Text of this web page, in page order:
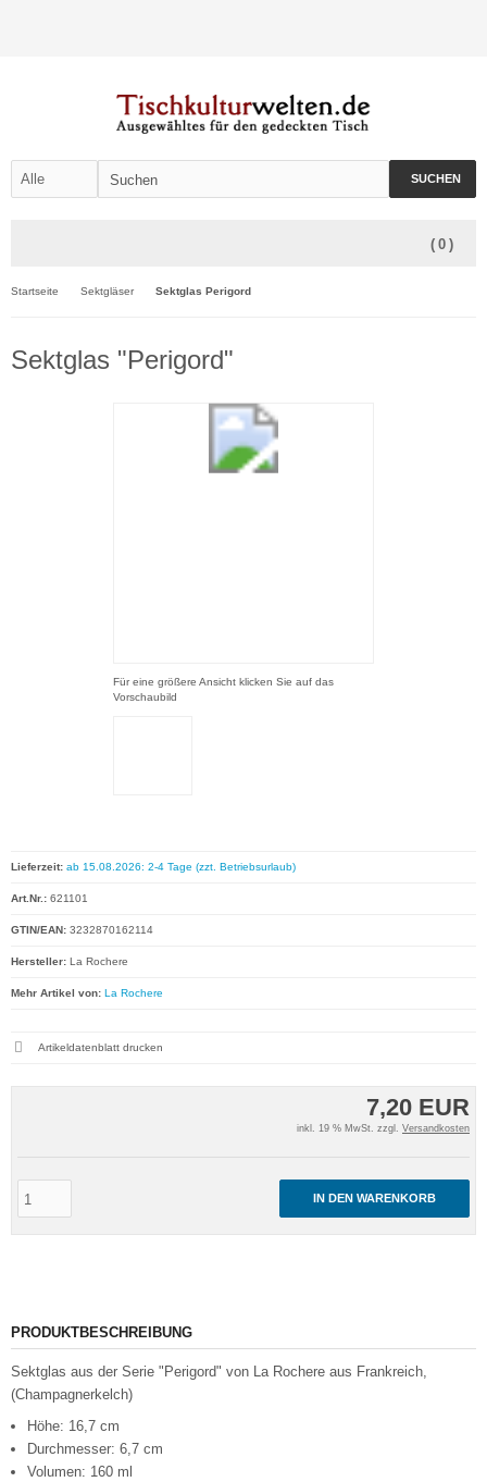
SUCHEN
( 0 )
Startseite Sektgläser Sektglas Perigord
Sektglas "Perigord"
Für eine größere Ansicht klicken Sie auf das
Vorschaubild
7,20 EUR
inkl. 19 % MwSt. zzgl. Versandkosten
IN DEN WARENKORB
Lieferzeit: ab 15.08.2026: 2-4 Tage (zzt. Betriebsurlaub)
Art.Nr.: 621101
GTIN/EAN: 3232870162114
Hersteller: La Rochere
Mehr Artikel von: La Rochere
Artikeldatenblatt drucken
PRODUKTBESCHREIBUNG
Sektglas aus der Serie "Perigord" von La Rochere aus Frankreich,
(Champagnerkelch)
Höhe: 16,7 cm
Durchmesser: 6,7 cm
Volumen: 160 ml